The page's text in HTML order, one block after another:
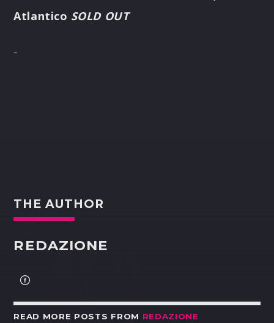
Atlantico SOLD OUT
THE AUTHOR
REDAZIONE
READ MORE POSTS FROM REDAZIONE